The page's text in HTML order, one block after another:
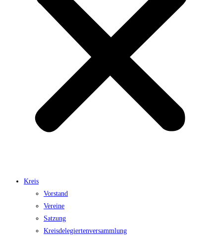
Kreis
Vorstand
Vereine
Satzung
Kreisdelegiertenversammlung